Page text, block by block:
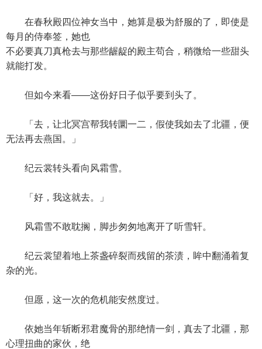
在春秋殿四位神女当中，她算是极为舒服的了，即使是
每月的侍奉签，她也
不必要真刀真枪去与那些龌龊的殿主苟合，稍微给一些甜头
就能打发。
但如今来看——这份好日子似乎要到头了。
「去，让北冥宫帮我转圜一二，假使我如去了北疆，便
无法再去燕国。」
纪云裳转头看向风霜雪。
「好，我这就去。」
风霜雪不敢耽搁，脚步匆匆地离开了听雪轩。
纪云裳望着地上茶盏碎裂而残留的茶渍，眸中翻涌着复
杂的光。
但愿，这一次的危机能安然度过。
依她当年斩断邪君魔骨的那绝情一剑，真去了北疆，那
心理扭曲的家伙，绝